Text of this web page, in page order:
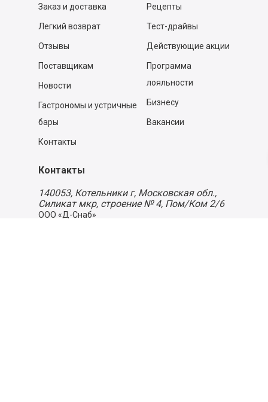
Заказ и доставка
Легкий возврат
Отзывы
Поставщикам
Новости
Гастрономы и устричные
бары
Контакты
Рецепты
Тест-драйвы
Действующие акции
Программа
лояльности
Бизнесу
Вакансии
Контакты
140053, Котельники г, Московская обл.,
Силикат мкр, строение № 4, Пом/Ком 2/6
ООО «Д-Снаб»